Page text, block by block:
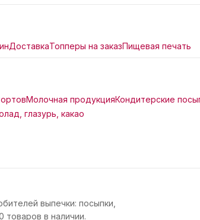
ДоставкаТопперы на заказПищевая печать
Молочная продукцияКондитерские
глазурь, какао
выпечки: посыпки,
в наличии.